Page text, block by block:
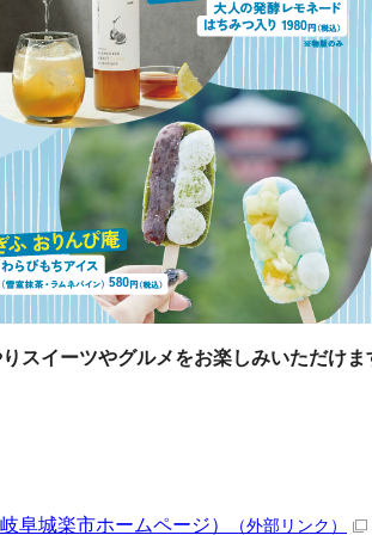
スイーツやグルメをお楽しみいただけま
阜城楽市ホームページ） （外部リンク）